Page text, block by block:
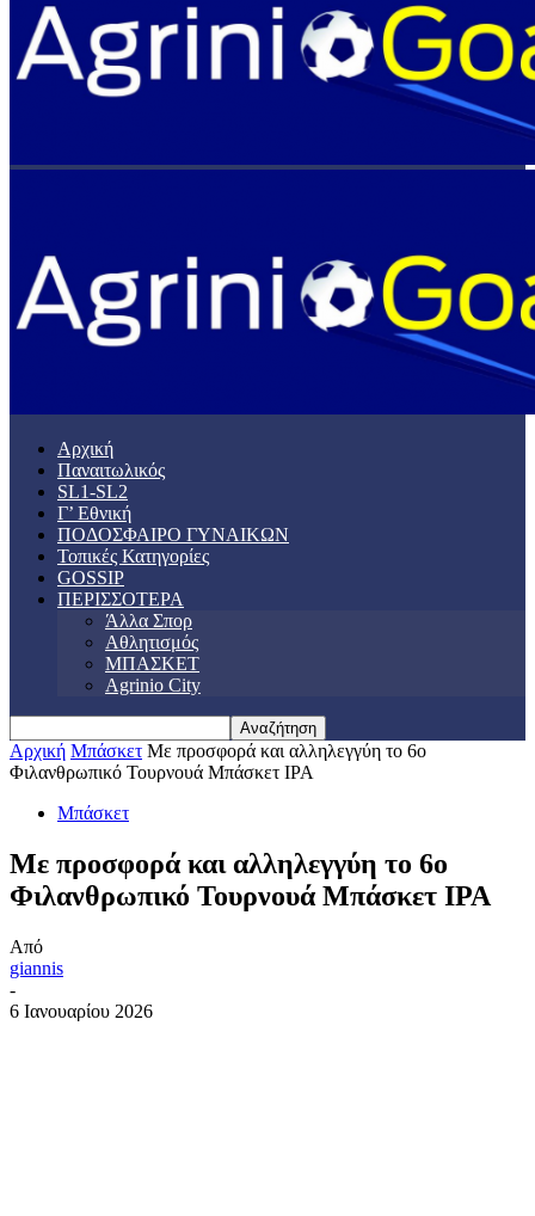
Αρχική
Παναιτωλικός
SL1-SL2
Γ’ Εθνική
ΠΟΔΟΣΦΑΙΡΟ ΓΥΝΑΙΚΩΝ
Τοπικές Κατηγορίες
GOSSIP
ΠΕΡΙΣΣΟΤΕΡΑ
Άλλα Σπορ
Αθλητισμός
ΜΠΑΣΚΕΤ
Agrinio City
Αρχική Μπάσκετ Με προσφορά και αλληλεγγύη το 6ο
Φιλανθρωπικό Τουρνουά Μπάσκετ IPA
Μπάσκετ
Με προσφορά και αλληλεγγύη το 6ο
Φιλανθρωπικό Τουρνουά Μπάσκετ IPA
Από
giannis
-
6 Ιανουαρίου 2026